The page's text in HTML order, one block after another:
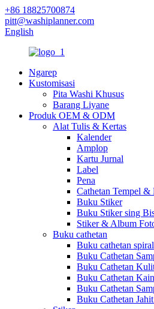
+86 18825700874
pitt@washiplanner.com
English
Ngarep
Kustomisasi
Pita Washi Khusus
Barang Liyane
Produk OEM & ODM
Alat Tulis & Kertas
Kalender
Amplop
Kartu Jurnal
Label
Pena
Cathetan Tempel &
Buku Stiker
Buku Stiker sing
Stiker & Album
Buku cathetan
Buku cathetan spiral
Buku Cathetan
Buku Cathetan
Buku Cathetan Kain
Buku Cathetan
Buku Cathetan